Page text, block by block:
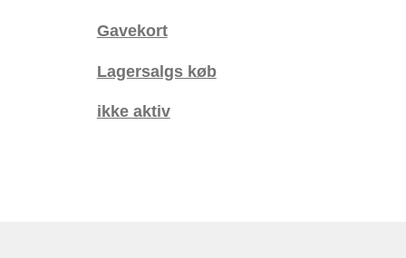
Gavekort
Lagersalgs køb
ikke aktiv